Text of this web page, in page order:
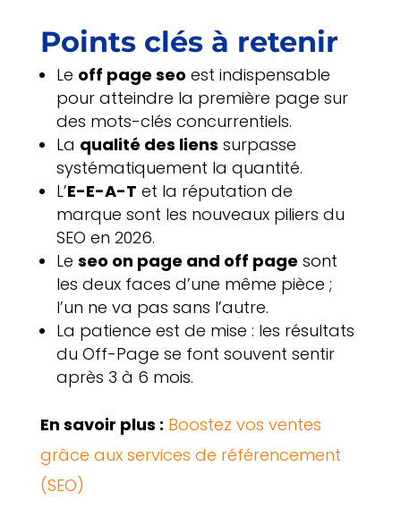
Points clés à retenir
Le off page seo est indispensable
pour atteindre la première page sur
des mots-clés concurrentiels.
La qualité des liens surpasse
systématiquement la quantité.
L’E-E-A-T et la réputation de
marque sont les nouveaux piliers du
SEO en 2026.
Le seo on page and off page sont
les deux faces d’une même pièce ;
l’un ne va pas sans l’autre.
La patience est de mise : les résultats
du Off-Page se font souvent sentir
après 3 à 6 mois.
En savoir plus : Boostez vos ventes
grâce aux services de référencement
(SEO)